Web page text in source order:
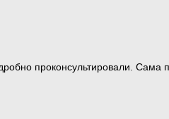
проконсультировали. Сама